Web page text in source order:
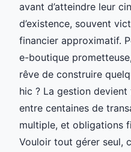
avant d’atteindre leur
d’existence, souvent
financier approximatif.
e-boutique
rêve de construire
hic ? La gestion
entre centaines de
multiple, et obligations
Vouloir tout gérer seul,